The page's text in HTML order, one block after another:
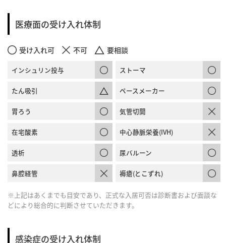
医療面の受け入れ体制
受け入れ可 不可 要相談
インシュリン投与 ストーマ
たん吸引 ペースメーカー
胃ろう 気管切開
在宅酸素 中心静脈栄養(IVH)
透析 尿バルーン
鼻腔経管 褥瘡(とこずれ)
※上記はあくまでも目安であり、正式な入居可否は診断書および面談な
どにより総合的に判断させていただきます。
感染症の受け入れ体制